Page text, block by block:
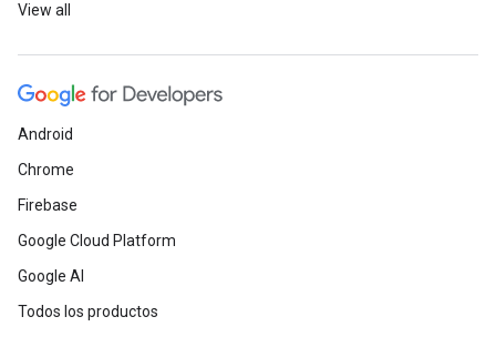
View all
Android
Chrome
Firebase
Google Cloud Platform
Google AI
Todos los productos